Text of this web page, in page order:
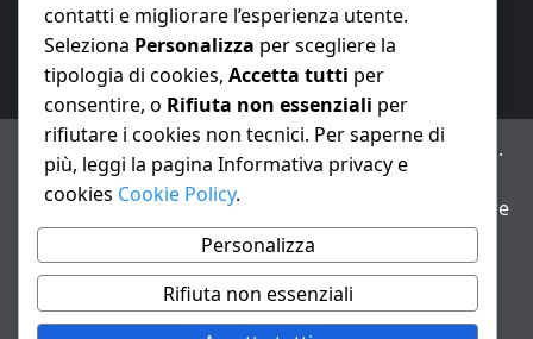
E-mail:redazione@nuovaeconomia.it
ANNO XXIII – Testata giornalistica reg. Trib. Milano n.
487 del 20/9/2002 – Dir. resp. Andrea Fiorini
Avviso IA: alcuni articoli di questo sito possono essere
realizzati con il supporto di sistemi di intelligenza
artificiale con supervisione e verifica di un redattore
Informativa privacy e cookie
contatti e migliorare l’esperienza utente.
Seleziona Personalizza per scegliere la
tipologia di cookies, Accetta tutti per
consentire, o Rifiuta non essenziali per
rifiutare i cookies non tecnici. Per saperne di
più, leggi la pagina Informativa privacy e
cookies Cookie Policy.
Personalizza
Rifiuta non essenziali